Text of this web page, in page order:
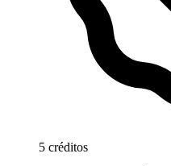
5 créditos